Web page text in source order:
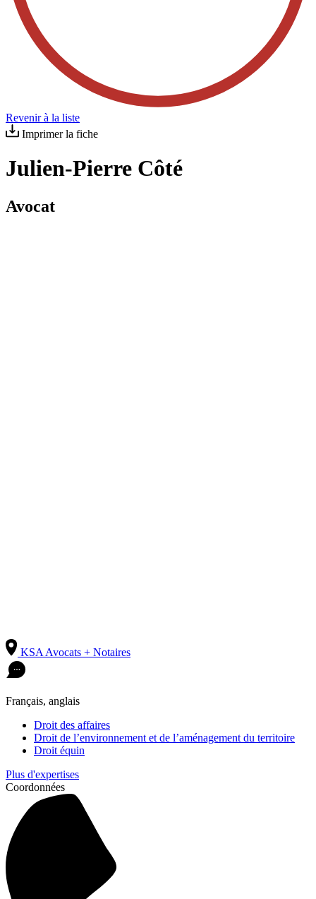
Revenir à la liste
Imprimer la fiche
Julien-Pierre Côté
Avocat
KSA Avocats + Notaires
Français, anglais
Droit des affaires
Droit de l’environnement et de l’aménagement du territoire
Droit équin
Plus d'expertises
Coordonnées